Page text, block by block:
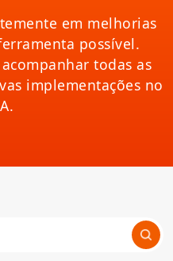
em melhorias
possível.
todas as
implementações no